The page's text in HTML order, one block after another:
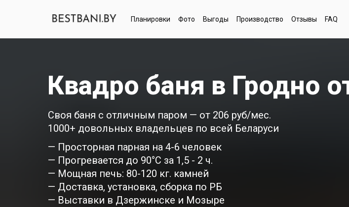
Планировки Фото Выгоды Производство Отзывы FAQ
— Просторная парная на 4-6 человек
— Прогревается до 90°C за 1,5 - 2 ч.
— Мощная печь: 80-120 кг. камней
— Доставка, установка, сборка по РБ
— Выставки в Дзержинске и Мозыре
Своя баня с отличным паром — от 206 руб/мес.
1000+ довольных владельцев по всей Беларуси
Квадро баня в Гродно